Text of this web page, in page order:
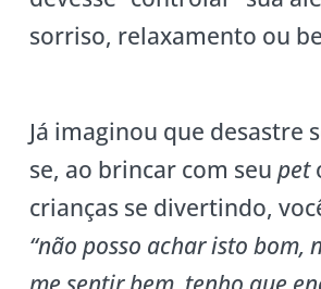
sorriso, relaxamento ou
Já imaginou que desastre
se, ao brincar com seu pet
crianças se divertindo,
“não posso achar isto bom,